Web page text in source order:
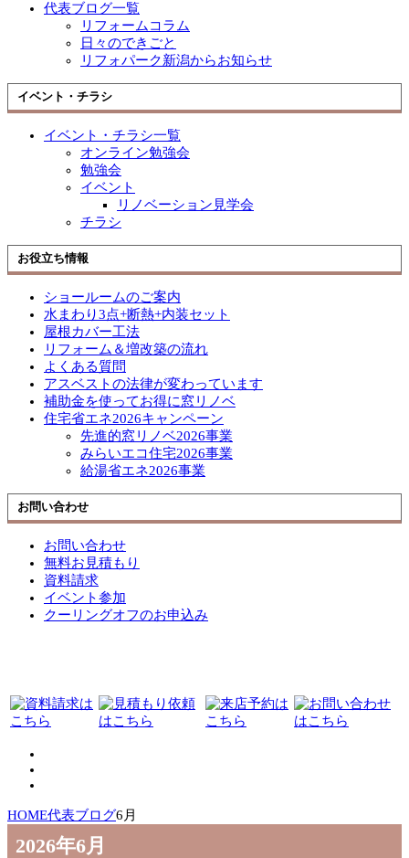
代表ブログ一覧
リフォームコラム
日々のできごと
リフォパーク新潟からお知らせ
イベント・チラシ
イベント・チラシ一覧
オンライン勉強会
勉強会
イベント
リノベーション見学会
チラシ
お役立ち情報
ショールームのご案内
水まわり3点+断熱+内装セット
屋根カバー工法
リフォーム＆増改築の流れ
よくある質問
アスベストの法律が変わっています
補助金を使ってお得に窓リノベ
住宅省エネ2026キャンペーン
先進的窓リノベ2026事業
みらいエコ住宅2026事業
給湯省エネ2026事業
お問い合わせ
お問い合わせ
無料お見積もり
資料請求
イベント参加
クーリングオフのお申込み
HOME代表ブログ6月
2026年6月